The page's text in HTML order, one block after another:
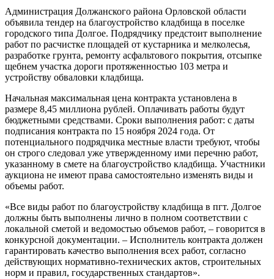
Администрация Должанского района Орловской области
объявила тендер на благоустройство кладбища в поселке
городского типа Долгое. Подрядчику предстоит выполнение
работ по расчистке площадей от кустарника и мелколесья,
разработке грунта, ремонту асфальтового покрытия, отсыпке
щебнем участка дороги протяженностью 103 метра и
устройству обваловки кладбища.
Начальная максимальная цена контракта установлена в
размере 8,45 миллиона рублей. Оплачивать работы будут
бюджетными средствами. Сроки выполнения работ: с даты
подписания контракта по 15 ноября 2024 года. От
потенциального подрядчика местные власти требуют, чтобы
он строго следовал уже утвержденному ими перечню работ,
указанному в смете на благоустройство кладбища. Участники
аукциона не имеют права самостоятельно изменять виды и
объемы работ.
«Все виды работ по благоустройству кладбища в пгт. Долгое
должны быть выполнены лично в полном соответствии с
локальной сметой и ведомостью объемов работ, – говорится в
конкурсной документации. – Исполнитель контракта должен
гарантировать качество выполнения всех работ, согласно
действующих нормативно-технических актов, строительных
норм и правил, государственных стандартов».